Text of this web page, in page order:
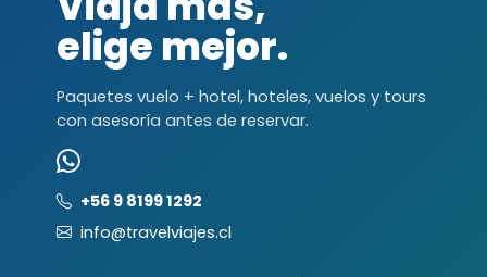
elige mejor.
Paquetes vuelo + hotel, hoteles, vuelos y tours
con asesoría antes de reservar.
+56 9 8199 1292
info@travelviajes.cl